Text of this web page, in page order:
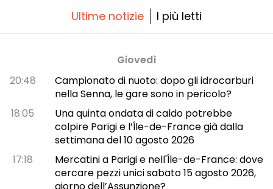
Ultime notizie I più letti
Giovedì
20:48
Campionato di nuoto: dopo gli idrocarburi
nella Senna, le gare sono in pericolo?
18:05
Una quinta ondata di caldo potrebbe
colpire Parigi e l’Île-de-France già dalla
settimana del 10 agosto 2026
17:18
Mercatini a Parigi e nell'Île-de-France: dove
cercare pezzi unici sabato 15 agosto 2026,
giorno dell’Assunzione?